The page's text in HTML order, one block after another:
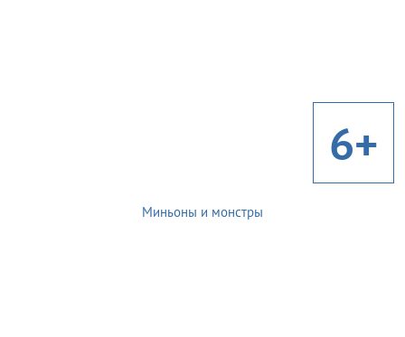
6+
Миньоны и монстры